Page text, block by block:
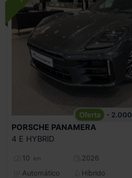
- 2.000
PORSCHE PANAMERA
4 E HYBRID
10 km
2026
Automático
Híbrido